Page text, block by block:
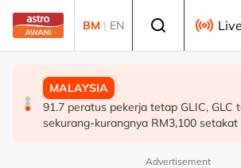
Skip to main content
BM | EN Live
MALAYSIA
RS-2: PBT perlu kekal skor 95
perkhidmatan terbaik kepada rakyat -
MALAYSIA
Renjatan elektrik: Jenazah tiga
diterbangkan pulang ke kampung
MALAYSIA
91.7 peratus pekerja tetap GLIC, GLC
sekurang-kurangnya RM3,100
Advertisement